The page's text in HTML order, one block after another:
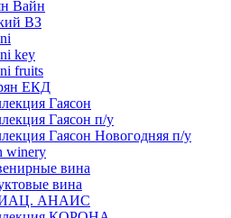
Вайн
ВЗ
key
fruits
ЕКД
Гаясон
Гаясон п/у
Гаясон Новогодняя п/у
winery
вина
вина
АНАИС